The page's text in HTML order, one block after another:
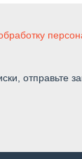
отправьте